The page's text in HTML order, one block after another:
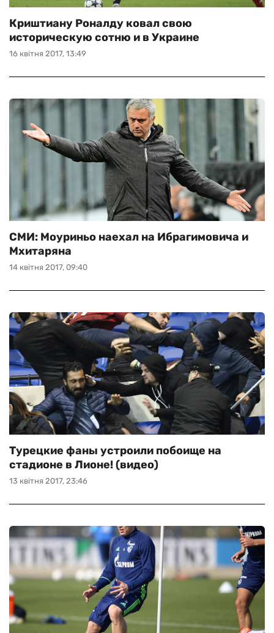
16 квітня 2017, 13:49
Криштиану Роналду ковал свою
историческую сотню и в Украине
14 квітня 2017, 09:40
СМИ: Моуриньо наехал на Ибрагимовича и
Мхитаряна
13 квітня 2017, 23:46
Турецкие фаны устроили побоище на
стадионе в Лионе! (видео)